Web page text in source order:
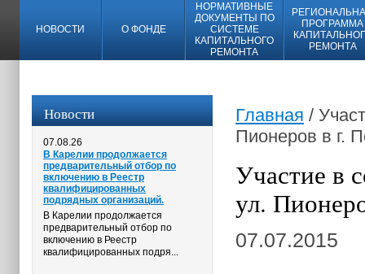
НОВОСТИ О ФОНДЕ
НОРМАТИВНЫЕ
ДОКУМЕНТЫ ПО
СИСТЕМЕ
КАПИТАЛЬНОГО
РЕМОНТА
ПРОГРАММА
РЕМОНТА
Новости
07.08.26
В Карелии продолжается
предварительный отбор по
включению в Реестр
квалифицированных
подрядных организаций.
В Карелии продолжается
предварительный отбор по
включению в Реестр
квалифицированных подря...
Главная /
Пионеров в г.
Участие в
ул.
07.07.2015